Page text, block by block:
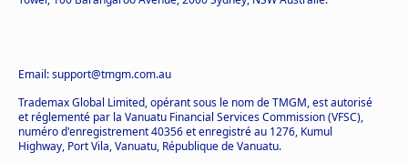
Email: support@tmgm.com.au
Trademax Global Limited, opérant sous le nom de TMGM, est autorisé
et réglementé par la Vanuatu Financial Services Commission (VFSC),
numéro d'enregistrement 40356 et enregistré au 1276, Kumul
Highway, Port Vila, Vanuatu, République de Vanuatu.